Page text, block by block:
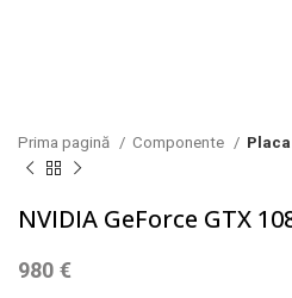
Prima pagină Componente
NVIDIA GeForce GTX
980 €